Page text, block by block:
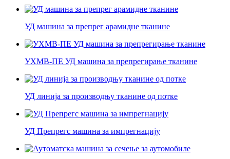
УД машина за препрег арамидне тканине
УХМВ-ПЕ УД машина за препрегирање тканине
УД линија за производњу тканине од потке
УД Препрегс машина за импрегнацију